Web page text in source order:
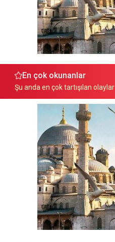
En çok okunanlar
Şu anda en çok tartışılan olaylar